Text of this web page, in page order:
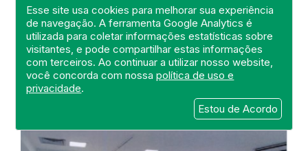
Esse site usa cookies para melhorar sua experiência
de navegação. A ferramenta Google Analytics é
utilizada para coletar informações estatísticas sobre
visitantes, e pode compartilhar estas informações
com terceiros. Ao continuar a utilizar nosso website,
você concorda com nossapolítica de uso e
privacidade.
Estou de Acordo
DEFIS
15 de April de 2021
FISCALIZAÇÃO
VOLTA REDONDA
HOSPITAL GERAL
COVID-19
CORONAVÍRUS
DEFIS
ATO MÉDICO
REGIÃO MÉDIO PARAÍBA